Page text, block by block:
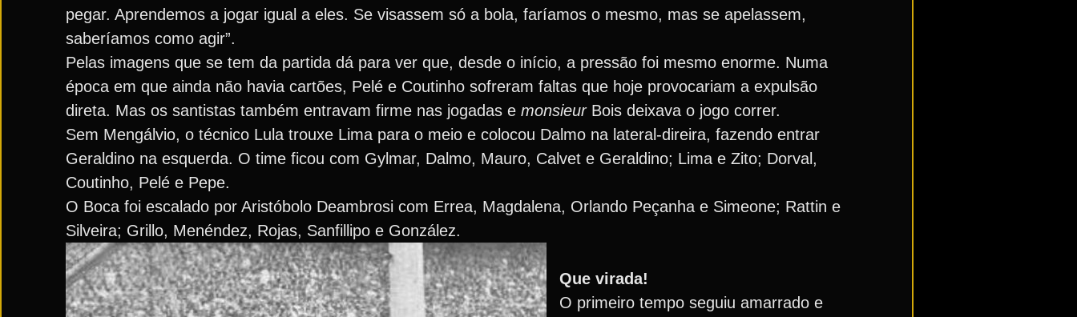
pegar. Aprendemos a jogar igual a eles. Se visassem só a bola, faríamos o mesmo, mas se apelassem,
saberíamos como agir”.
Pelas imagens que se tem da partida dá para ver que, desde o início, a pressão foi mesmo enorme. Numa
época em que ainda não havia cartões, Pelé e Coutinho sofreram faltas que hoje provocariam a expulsão
direta. Mas os santistas também entravam firme nas jogadas e monsieurBois deixava o jogo correr.
Sem Mengálvio, o técnico Lula trouxe Lima para o meio e colocou Dalmo na lateral-direira, fazendo entrar
Geraldino na esquerda. O time ficou com Gylmar, Dalmo, Mauro, Calvet e Geraldino; Lima e Zito; Dorval,
Coutinho, Pelé e Pepe.
O Boca foi escalado por Aristóbolo Deambrosi com Errea, Magdalena, Orlando Peçanha e Simeone; Rattin e
Silveira; Grillo, Menéndez, Rojas, Sanfillipo e González.
Que virada!
O primeiro tempo seguiu amarrado e